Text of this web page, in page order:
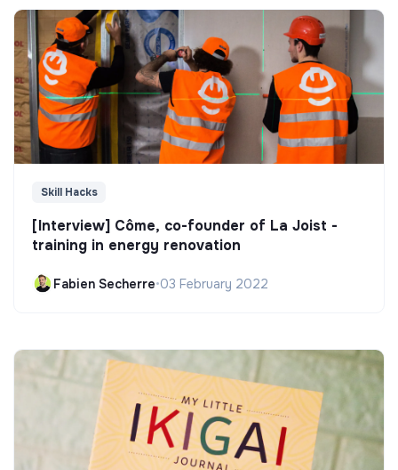
Skill Hacks
[Interview] Côme, co-founder of La Joist -
training in energy renovation
Fabien Secherre•03 February 2022